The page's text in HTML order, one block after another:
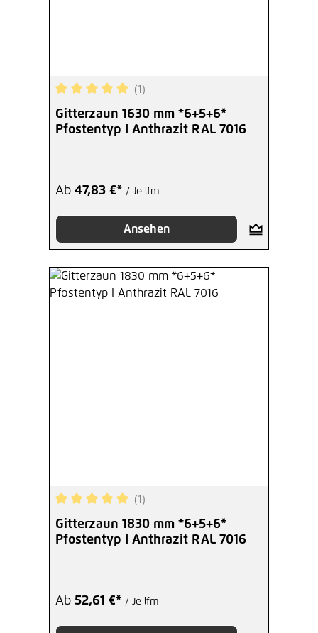
Durchschnittliche Bewertung von 5 von 5
(1)
Gitterzaun 1630 mm *6+5+6*
Pfostentyp I Anthrazit RAL 7016
Ab 47,83 €* / Je lfm
Ansehen
Durchschnittliche Bewertung von 5 von 5
(1)
Gitterzaun 1830 mm *6+5+6*
Pfostentyp I Anthrazit RAL 7016
Ab 52,61 €* / Je lfm